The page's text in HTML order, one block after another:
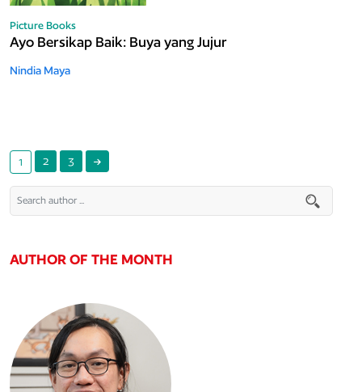
Picture Books
Ayo Bersikap Baik: Buya yang Jujur
Nindia Maya
1 2 3
AUTHOR OF THE MONTH